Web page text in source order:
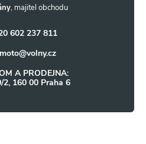
602 237 811
@volny.cz
A PRODEJNA:
2, 160 00 Praha 6